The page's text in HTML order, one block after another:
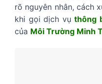
rõ nguyên nhân, cách
khi gọi dịch vụthông
của Môi Trường Minh